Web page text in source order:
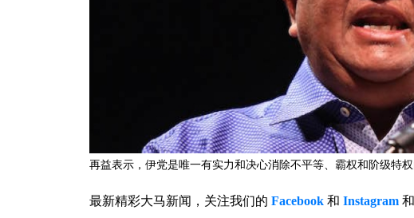
再益表示，伊党是唯一有实力和决心消除不平等、霸权和阶级特
最新精彩大马新闻，关注我们的 Facebook 和 Instagram 和